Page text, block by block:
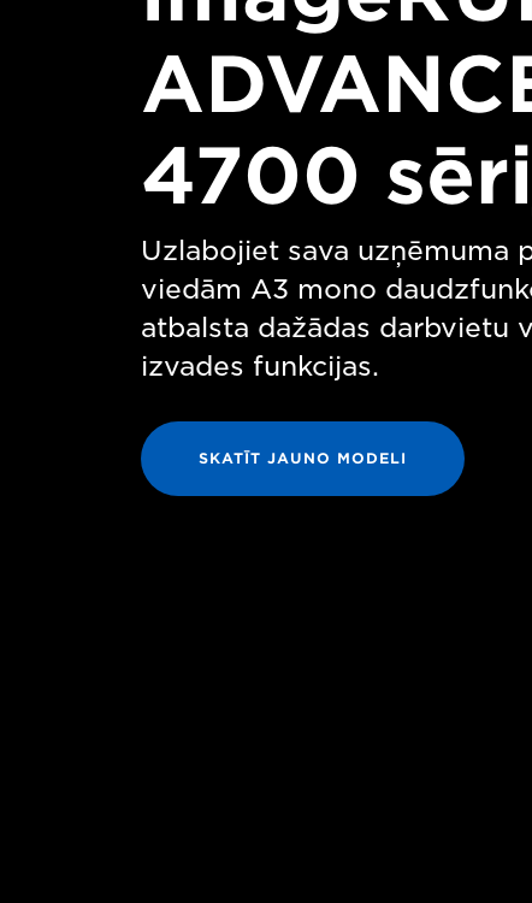
4700
Uzlabojiet sava uzņēmuma
viedām A3 mono
atbalsta dažādas darbvietu
izvades funkcijas.
SKATĪT JAUNO MODELI